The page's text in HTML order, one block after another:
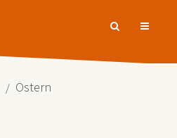
Ostern